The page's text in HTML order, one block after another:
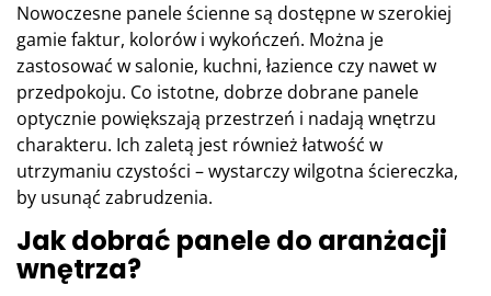
Nowoczesne panele ściennesą dostępne w szerokiej
gamie faktur, kolorów i wykończeń. Można je
zastosować w salonie, kuchni, łazience czy nawet w
przedpokoju. Co istotne, dobrze dobrane panele
optycznie powiększają przestrzeń i nadają wnętrzu
charakteru. Ich zaletą jest również łatwość w
utrzymaniu czystości – wystarczy wilgotna ściereczka,
by usunąć zabrudzenia.
Jak dobrać panele do aranżacji
wnętrza?